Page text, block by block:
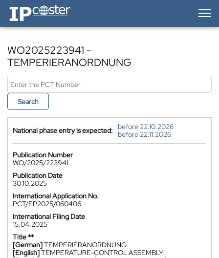
IP-Coster — Home
WO2025223941 -
TEMPERIERANORDNUNG
Search
National phase entry is expected:
before 22.10.2026
before 22.11.2026
Publication Number
WO/2025/223941
Publication Date
30.10.2025
International Application No.
PCT/EP2025/060406
International Filing Date
15.04.2025
Title **
[German]TEMPERIERANORDNUNG
[English]TEMPERATURE-CONTROL ASSEMBLY